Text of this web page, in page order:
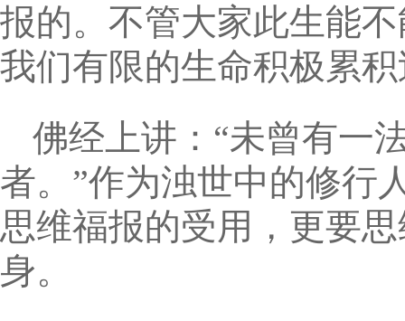
报的。不管大家此生能
我们有限的生命积极累
佛经上讲：“未曾有一
者。”作为浊世中的修行
思维福报的受用，更要
身。